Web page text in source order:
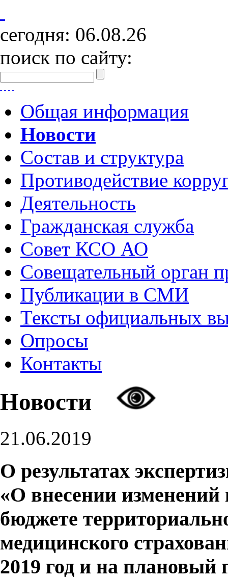
сегодня: 06.08.26
поиск по сайту:
Общая информация
Новости
Состав и структура
Противодействие
Деятельность
Гражданская служба
Совет КСО АО
Совещательный орган
Публикации в СМИ
Тексты официальных
Опросы
Контакты
Новости
21.06.2019
О результатах
«О внесении изменений
бюджете
медицинского
2019 год и на плановый